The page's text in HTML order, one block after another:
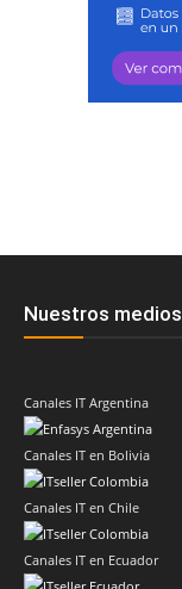
Nuestros medios
Canales IT Argentina
Canales IT en Bolivia
Canales IT en Chile
Canales IT en Ecuador